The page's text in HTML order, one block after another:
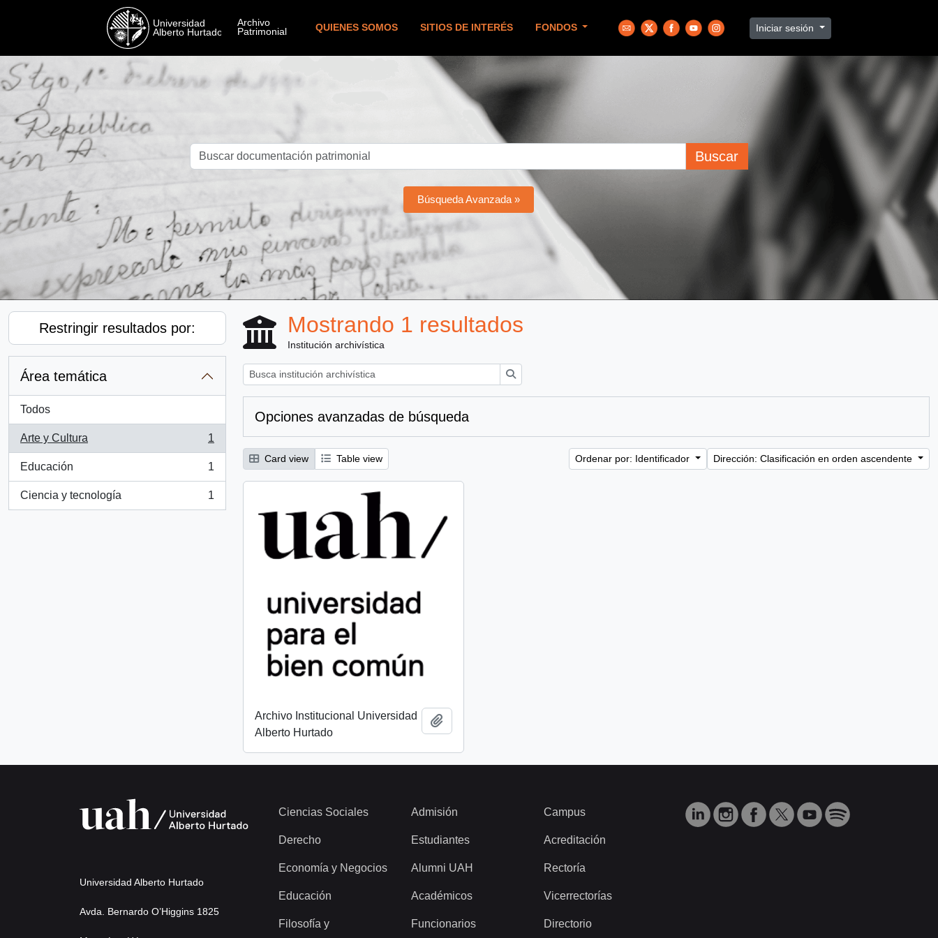
QUIENES SOMOS SITIOS DE INTERÉS FONDOS Iniciar sesión
Buscar
Búsqueda Avanzada »
Restringir resultados por:
Área temática
Todos
Arte y Cultura
, 1 resultados
1
Educación
, 1 resultados
1
Ciencia y tecnología
, 1 resultados
1
Mostrando 1 resultados
Institución archivística
Opciones avanzadas de búsqueda
Card view Table view Ordenar por: Identificador Dirección: Clasificación en orden ascendente
Archivo Institucional Universidad
Alberto Hurtado
Universidad Alberto Hurtado
Avda. Bernardo O’Higgins 1825
Ciencias Sociales
Derecho
Economía y Negocios
Educación
Filosofía y
Admisión
Estudiantes
Alumni UAH
Académicos
Funcionarios
Campus
Acreditación
Rectoría
Vicerrectorías
Directorio